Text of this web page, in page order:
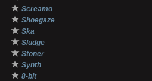
★ Screamo
★ Shoegaze
★ Ska
★ Sludge
★ Stoner
★ Synth
★ 8-bit